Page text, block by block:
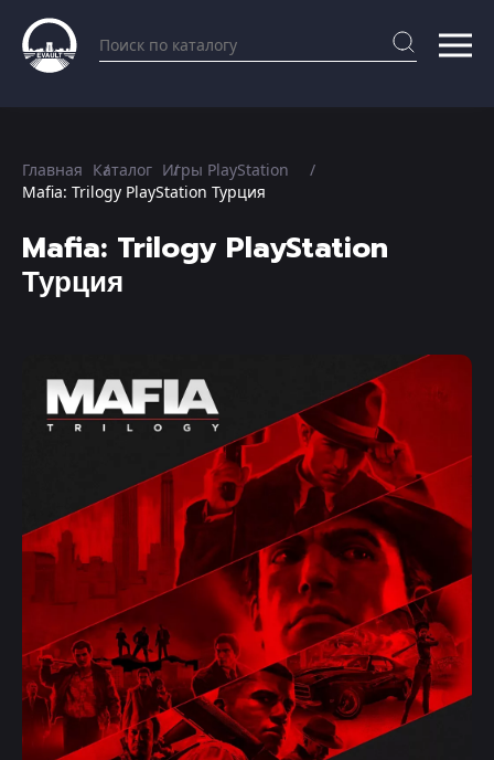
Главная Каталог Игры PlayStation
Mafia: Trilogy PlayStation Турция
Mafia: Trilogy PlayStation
Турция